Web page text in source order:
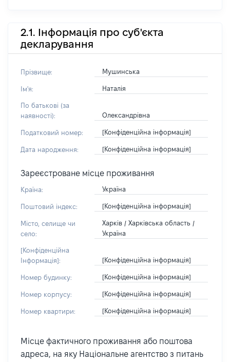
2.1. Інформація про суб'єкта
декларування
Прізвище: Мушинська
Ім'я: Наталія
По батькові (за
наявності):
Олександрівна
Податковий номер: [Конфіденційна інформація]
Дата народження: [Конфіденційна інформація]
Зареєстроване місце проживання
Країна: Україна
Поштовий індекс: [Конфіденційна інформація]
Місто, селище чи
село:
Харків / Харківська область /
Україна
[Конфіденційна
Інформація]:
[Конфіденційна інформація]
Номер будинку: [Конфіденційна інформація]
Номер корпусу: [Конфіденційна інформація]
Номер квартири: [Конфіденційна інформація]
Місце фактичного проживання або поштова
адреса, на яку Національне агентство з питань